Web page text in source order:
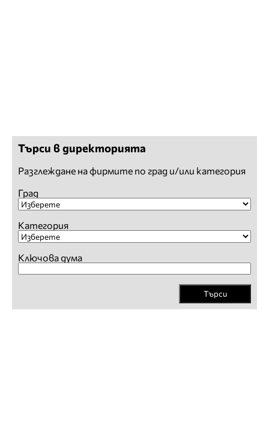
Търси в директорията
Разглеждане на фирмите по град и/или категория
Град
Категория
Ключова дума
Търси